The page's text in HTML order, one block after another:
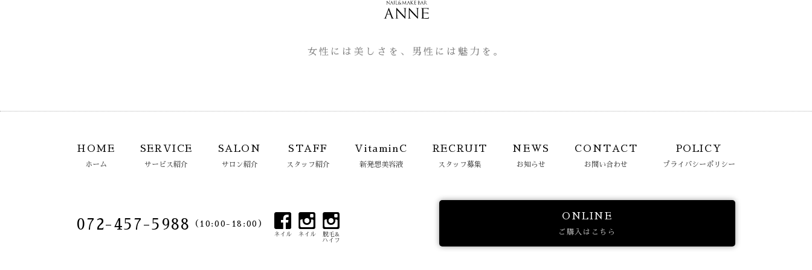
女性には美しさを、男性には魅力を。
HOME
ホーム
SERVICE
サービス紹介
SALON
サロン紹介
STAFF
スタッフ紹介
VitaminC
新発想美容液
RECRUIT
スタッフ募集
NEWS
お知らせ
CONTACT
お問い合わせ
POLICY
プライバシーポリシー
072-457-5988 （10:00-18:00）
ネイル ネイル
脱毛&
ハイフ
ONLINE
ご購入はこちら